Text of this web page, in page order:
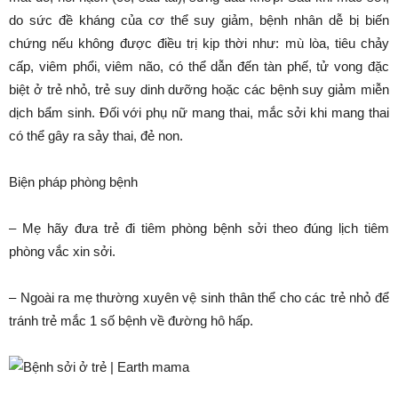
do sức đề kháng của cơ thể suy giảm, bệnh nhân dễ bị biến
chứng nếu không được điều trị kịp thời như: mù lòa, tiêu chảy
cấp, viêm phổi, viêm não, có thể dẫn đến tàn phế, tử vong đặc
biệt ở trẻ nhỏ, trẻ suy dinh dưỡng hoặc các bệnh suy giảm miễn
dịch bẩm sinh. Đối với phụ nữ mang thai, mắc sởi khi mang thai
có thể gây ra sảy thai, đẻ non.
Biện pháp phòng bệnh
– Mẹ hãy đưa trẻ đi tiêm phòng bệnh sởi theo đúng lịch tiêm
phòng vắc xin sởi.
– Ngoài ra mẹ thường xuyên vệ sinh thân thể cho các trẻ nhỏ để
tránh trẻ mắc 1 số bệnh về đường hô hấp.